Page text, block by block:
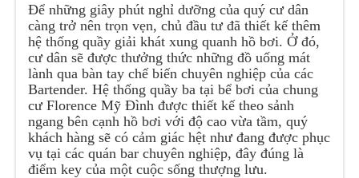
Để những giây phút nghỉ dưỡng của quý cư dân
càng trở nên trọn vẹn, chủ đầu tư đã thiết kế thêm
hệ thống quầy giải khát xung quanh hồ bơi. Ở đó,
cư dân sẽ được thưởng thức những đồ uống mát
lành qua bàn tay chế biến chuyên nghiệp của các
Bartender. Hệ thống quầy ba tại bể bơi của chung
cư Florence Mỹ Đình được thiết kế theo sảnh
ngang bên cạnh hồ bơi với độ cao vừa tầm, quý
khách hàng sẽ có cảm giác hệt như đang được phục
vụ tại các quán bar chuyên nghiệp, đây đúng là
điểm key của một cuộc sống thượng lưu.